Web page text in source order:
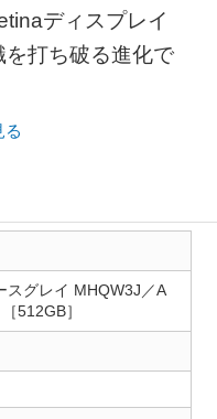
ディスプレイ
打ち破る進化で
る
スグレイ MHQW3J／A
512GB］